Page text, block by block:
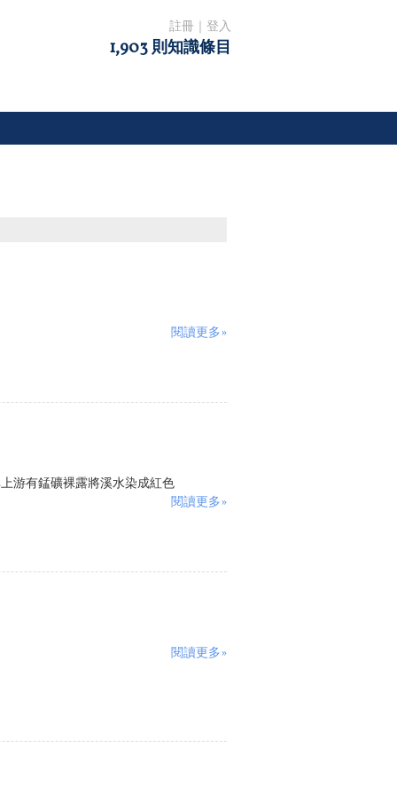
註冊 登入
1,903 則知識條目
閱讀更多»
游有錳礦裸露將溪水染成紅色
閱讀更多»
閱讀更多»